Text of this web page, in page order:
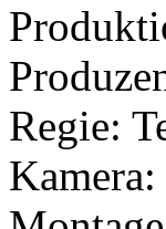
Regie: